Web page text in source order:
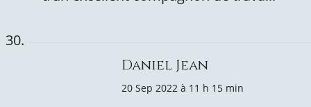
Daniel Jean
20 Sep 2022 à 11 h 15 min